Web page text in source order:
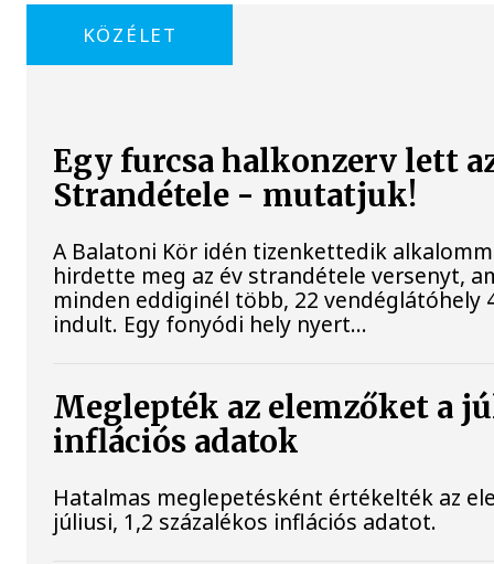
KÖZÉLET
Egy furcsa halkonzerv lett
Strandétele - mutatjuk!
A Balatoni Kör idén tizenkettedik
hirdette meg az év strandétele versenyt,
minden eddiginél több, 22 vendéglátóhely
indult. Egy fonyódi hely nyert...
Meglepték az elemzőket a
inflációs adatok
Hatalmas meglepetésként értékelték az
júliusi, 1,2 százalékos inflációs adatot.